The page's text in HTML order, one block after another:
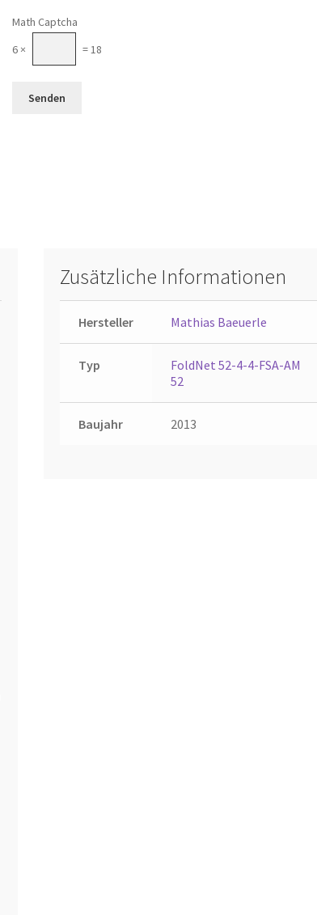
Math Captcha
6 ×
= 18
Zusätzliche Informationen
Hersteller Mathias Baeuerle
Typ
FoldNet 52-4-4-FSA-AM
52
Baujahr 2013